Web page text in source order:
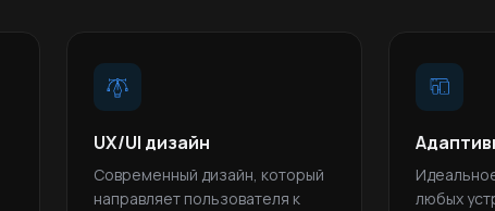
UX/UI дизайн
Современный дизайн, который
направляет пользователя к
любых